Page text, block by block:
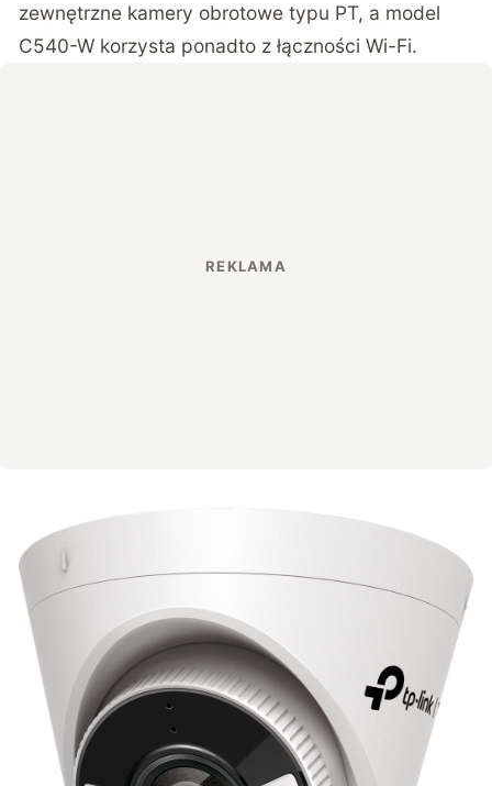
zewnętrzne kamery obrotowe typu PT, a model
C540-W korzysta ponadto z łączności Wi-Fi.